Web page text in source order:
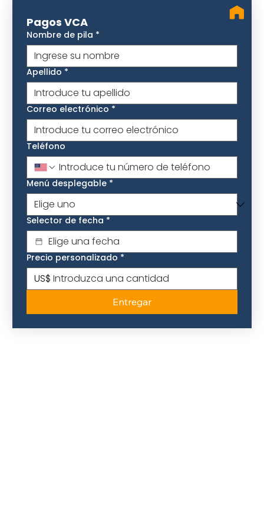
Pagos VCA
Nombre de pila *
Apellido *
Correo electrónico *
Teléfono
Menú desplegable *
Selector de fecha *
Precio personalizado *
US$
Entregar